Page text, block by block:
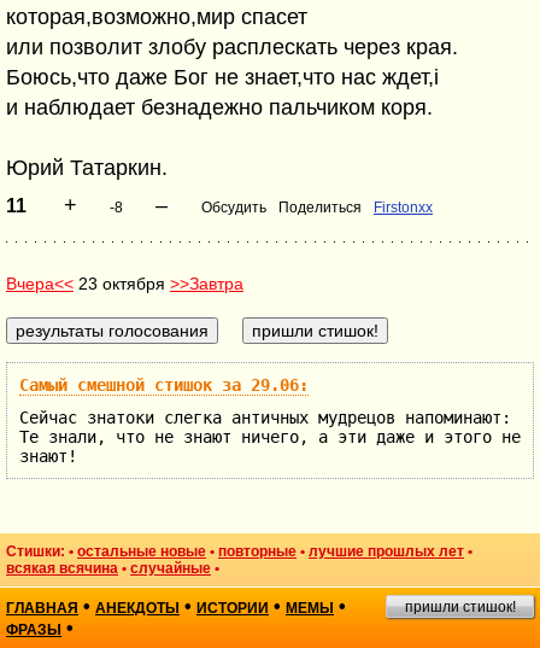
которая,возможно,мир спасет
или позволит злобу расплескать через края.
Боюсь,что даже Бог не знает,что нас ждет,i
и наблюдает безнадежно пальчиком коря.
Юрий Татаркин.
11 + -8 – Обсудить Поделиться Firstonxx
Вчера<< 23 октября >>Завтра
Самый смешной стишок за 29.06:
Сейчас знатоки слегка античных мудрецов напоминают:
Те знали, что не знают ничего, а эти даже и этого не
знают!
Стишки: • остальные новые • повторные • лучшие прошлых лет •
всякая всячина • случайные •
ГЛАВНАЯ • АНЕКДОТЫ • ИСТОРИИ • МЕМЫ •
ФРАЗЫ •
пришли стишок!